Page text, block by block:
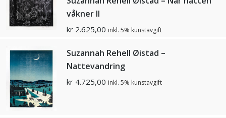
våkner ll
kr 2.625,00 inkl. 5% kunstavgift
Suzannah Rehell Øistad –
Nattevandring
kr 4.725,00 inkl. 5% kunstavgift